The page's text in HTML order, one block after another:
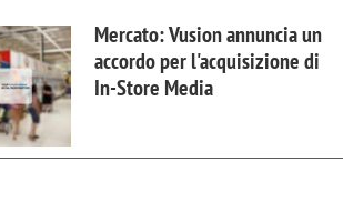
Mercato: Vusion annuncia un
accordo per l'acquisizione di
In-Store Media